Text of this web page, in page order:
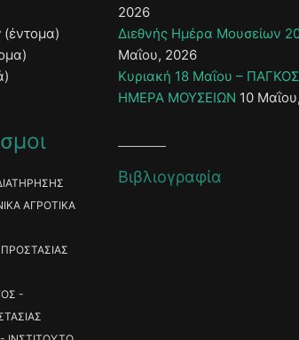
(έντομα)
ΑΓΡΟΤΙΚΑ
ΠΡΟΣΤΑΣΙΑΣ
-
2026
Διεθνής Ημέρα Μουσείων
Μαΐου, 2026
Κυριακή 18 Μαΐου –
ΗΜΕΡΑ ΜΟΥΣΕΙΩΝ 10
Βιβλιογραφία